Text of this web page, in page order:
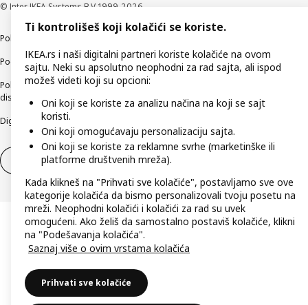
© Inter IKEA Systems B.V 1999-2026
Politika privatnosti
Podaci o kompaniji IKEA Srbija
Politika etičnog otkrivanja bezbednosnih nedostataka (responsible
disclosure)
Digitalna pristupačnost
Povlačenje iz ugovora Odustani od ugovora (usluge)
Ti kontrolišeš koji kolačići se koriste.
IKEA.rs i naši digitalni partneri koriste kolačiće na ovom
sajtu. Neki su apsolutno neophodni za rad sajta, ali ispod
možeš videti koji su opcioni:
Oni koji se koriste za analizu načina na koji se sajt
koristi.
Oni koji omogućavaju personalizaciju sajta.
Oni koji se koriste za reklamne svrhe (marketinške ili
platforme društvenih mreža).
Kada klikneš na "Prihvati sve kolačiće", postavljamo sve ove
kategorije kolačića da bismo personalizovali tvoju posetu na
mreži. Neophodni kolačići i kolačići za rad su uvek
omogućeni. Ako želiš da samostalno postaviš kolačiće, klikni
na "Podešavanja kolačića".
Saznaj više o ovim vrstama kolačića
Prihvati sve kolačiće